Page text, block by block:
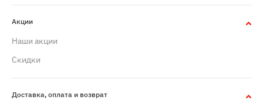
Акции
Наши акции
Скидки
Доставка, оплата и возврат